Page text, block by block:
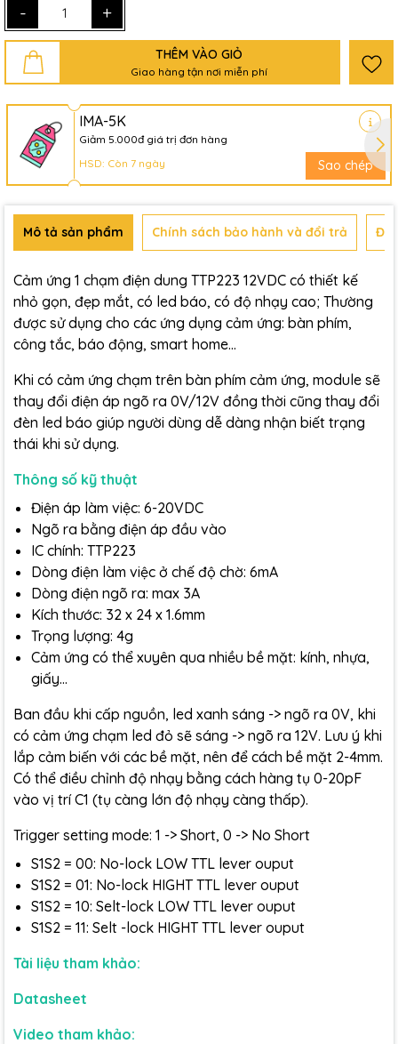
- +
THÊM VÀO GIỎ
Giao hàng tận nơi miễn phí
IMA-5K
Giảm 5.000đ giá trị đơn hàng
HSD: Còn 7 ngày
Sao chép
Mô tả sản phẩm Chính sách bảo hành và đổi trả
Cảm ứng 1 chạm điện dung TTP223 12VDC có thiết kế
nhỏ gọn, đẹp mắt, có led báo, có độ nhạy cao; Thường
được sử dụng cho các ứng dụng cảm ứng: bàn phím,
công tắc, báo động, smart home…
Khi có cảm ứng chạm trên bàn phím cảm ứng, module sẽ
thay đổi điện áp ngõ ra 0V/12V đồng thời cũng thay đổi
đèn led báo giúp người dùng dễ dàng nhận biết trạng
thái khi sử dụng.
Thông số kỹ thuật
Điện áp làm việc: 6-20VDC
Ngõ ra bằng điện áp đầu vào
IC chính: TTP223
Dòng điện làm việc ở chế độ chờ: 6mA
Dòng điện ngõ ra: max 3A
Kích thước: 32 x 24 x 1.6mm
Trọng lượng: 4g
Cảm ứng có thể xuyên qua nhiều bề mặt: kính, nhựa,
giấy…
Ban đầu khi cấp nguồn, led xanh sáng -> ngõ ra 0V, khi
có cảm ứng chạm led đỏ sẽ sáng -> ngõ ra 12V. Lưu ý khi
lắp cảm biến với các bề mặt, nên để cách bề mặt 2-4mm.
Có thể điều chỉnh độ nhạy bằng cách hàng tụ 0-20pF
vào vị trí C1 (tụ càng lớn độ nhạy càng thấp).
Trigger setting mode: 1 -> Short, 0 -> No Short
S1S2 = 00: No-lock LOW TTL lever ouput
S1S2 = 01: No-lock HIGHT TTL lever ouput
S1S2 = 10: Selt-lock LOW TTL lever ouput
S1S2 = 11: Selt -lock HIGHT TTL lever ouput
Tài liệu tham khảo:
Datasheet
Video tham khảo: